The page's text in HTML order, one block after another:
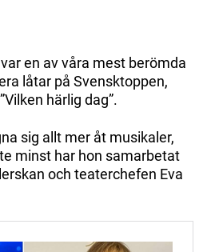
en av våra mest berömda
låtar på Svensktoppen,
härlig dag”.
sig allt mer åt musikaler,
minst har hon samarbetat
och teaterchefen Eva